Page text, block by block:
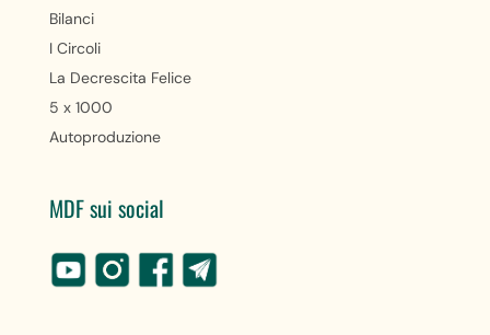
Bilanci
I Circoli
La Decrescita Felice
5 x 1000
Autoproduzione
MDF sui social